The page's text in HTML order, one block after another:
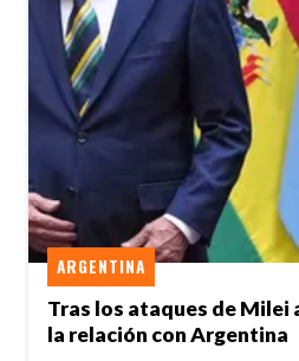
Tras los ataques de Milei
la relación con Argentina
ARGENTINA